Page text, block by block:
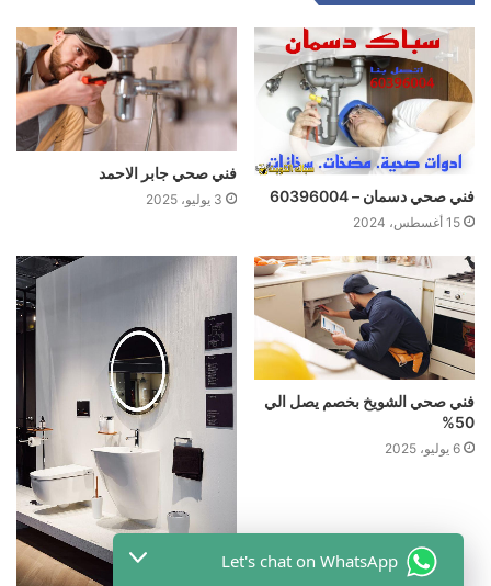
فني صحي دسمان – 60396004
15 أغسطس، 2024
فني صحي جابر الاحمد
3 يوليو، 2025
فني صحي الشويخ بخصم یصل الي
50%
6 يوليو، 2025
Let's chat on WhatsApp